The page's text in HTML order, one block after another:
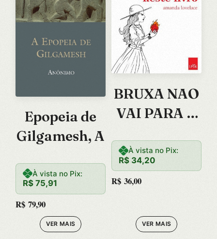
Epopeia de
Gilgamesh, A
À vista no Pix:
R$ 75,91
R$ 79,90
VER MAIS
BRUXA NAO
VAI PARA A
NESTE
LIVRO, A
À vista no Pix:
R$ 34,20
R$ 36,00
VER MAIS